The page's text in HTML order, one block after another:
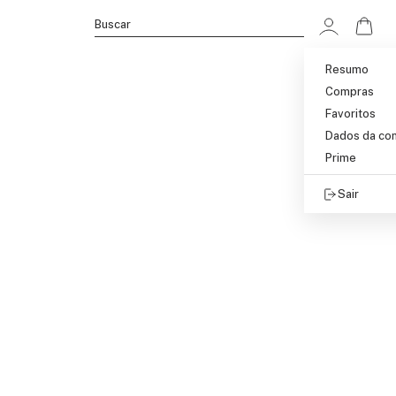
Buscar
Resumo
Compras
Favoritos
Dados da
Prime
Sair
Ir